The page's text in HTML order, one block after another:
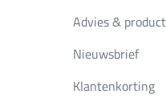
Advies &
Nieuwsbrief
Klantenkorting